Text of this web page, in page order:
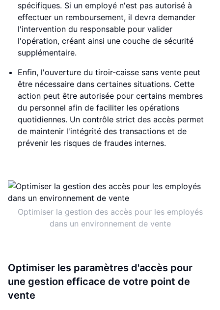
spécifiques. Si un employé n'est pas autorisé à
effectuer un remboursement, il devra demander
l'intervention du responsable pour valider
l'opération, créant ainsi une couche de sécurité
supplémentaire.
Enfin, l'ouverture du tiroir-caisse sans vente peut
être nécessaire dans certaines situations. Cette
action peut être autorisée pour certains membres
du personnel afin de faciliter les opérations
quotidiennes. Un contrôle strict des accès permet
de maintenir l'intégrité des transactions et de
prévenir les risques de fraudes internes.
Optimiser la gestion des accès pour les employés
dans un environnement de vente
Optimiser les paramètres d'accès pour
une gestion efficace de votre point de
vente